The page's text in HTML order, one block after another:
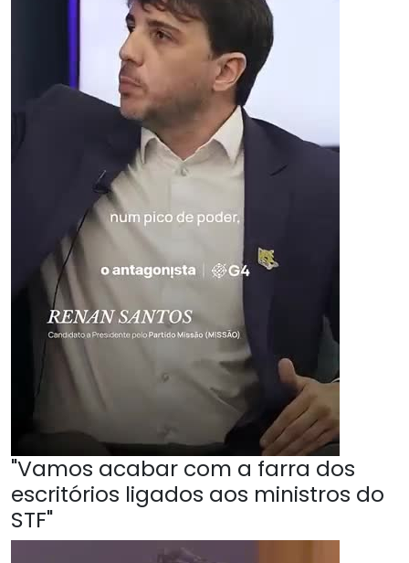
"Vamos acabar com a farra dos
escritórios ligados aos ministros do
STF"